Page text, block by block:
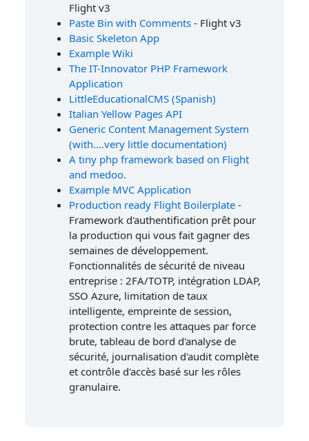
Flight v3
Paste Bin with Comments - Flight v3
Basic Skeleton App
Example Wiki
The IT-Innovator PHP Framework
Application
LittleEducationalCMS (Spanish)
Italian Yellow Pages API
Generic Content Management System
(with....very little documentation)
A tiny php framework based on Flight
and medoo.
Example MVC Application
Production ready Flight Boilerplate -
Framework d'authentification prêt pour
la production qui vous fait gagner des
semaines de développement.
Fonctionnalités de sécurité de niveau
entreprise : 2FA/TOTP, intégration LDAP,
SSO Azure, limitation de taux
intelligente, empreinte de session,
protection contre les attaques par force
brute, tableau de bord d'analyse de
sécurité, journalisation d'audit complète
et contrôle d'accès basé sur les rôles
granulaire.